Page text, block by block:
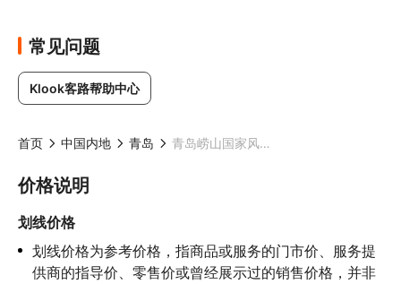
常见问题
Klook客路帮助中心
首页 中国内地 青岛 青岛崂山国家风景区全日私人游
价格说明
划线价格
划线价格为参考价格，指商品或服务的门市价、服务提
供商的指导价、零售价或曾经展示过的销售价格，并非